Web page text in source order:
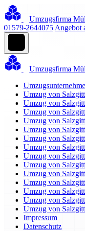
Umzugsfirma
01579-2644075 Angebot
Umzugsfirma
Umzug von
Umzug von
Umzug von
Umzug von
Umzug von
Umzug von
Umzug von
Umzug von
Umzug von
Umzug von
Umzug von
Umzug von
Umzug von
Umzug von
Impressum
Datenschutz